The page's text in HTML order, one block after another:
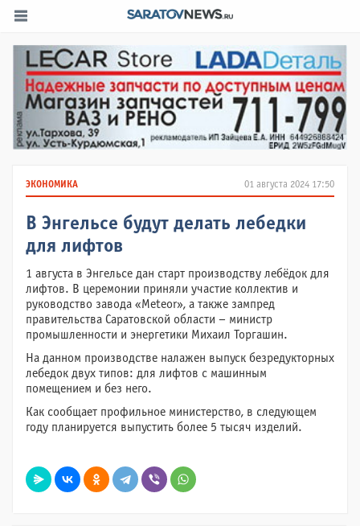
01 августа 2024 17:50
ЭКОНОМИКА
В Энгельсе будут делать лебедки
для лифтов
1 августа в Энгельсе дан старт производству лебёдок для
лифтов. В церемонии приняли участие коллектив и
руководство завода «Meteor», а также зампред
правительства Саратовской области – министр
промышленности и энергетики Михаил Торгашин.
На данном производстве налажен выпуск безредукторных
лебедок двух типов: для лифтов с машинным
помещением и без него.
Как сообщает профильное министерство, в следующем
году планируется выпустить более 5 тысяч изделий.